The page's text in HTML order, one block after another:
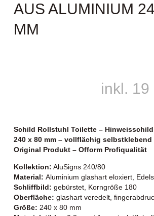
AUS ALUMINIUM
MM
inkl. 19
Schild Rollstuhl Toilette –
240 x 80 mm – vollflächig selbstklebend
Original Produkt – Ofform Profiqualität
Kollektion: AluSigns 240/80
Material: Aluminium glashart eloxiert,
Schliffbild: gebürstet, Korngröße 180
Oberfläche: glashart veredelt,
Größe: 240 x 80 mm